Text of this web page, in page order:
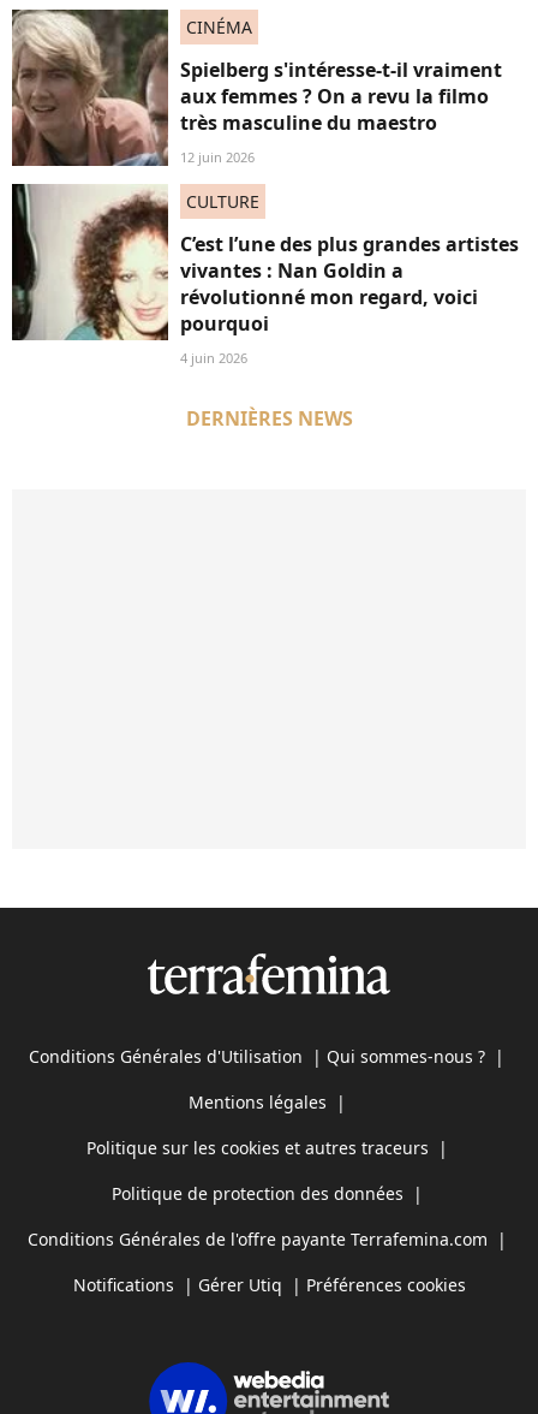
CINÉMA
Spielberg s'intéresse-t-il vraiment
aux femmes ? On a revu la filmo
très masculine du maestro
12 juin 2026
CULTURE
C’est l’une des plus grandes artistes
vivantes : Nan Goldin a
révolutionné mon regard, voici
pourquoi
4 juin 2026
DERNIÈRES NEWS
Conditions Générales d'Utilisation | Qui sommes-nous ? |
Mentions légales |
Politique sur les cookies et autres traceurs |
Politique de protection des données |
Conditions Générales de l'offre payante Terrafemina.com |
Notifications | Gérer Utiq | Préférences cookies